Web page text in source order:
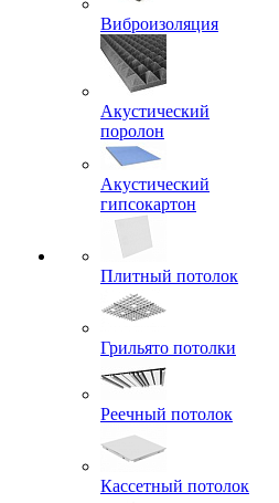
Виброизоляция
Акустический
поролон
Акустический
гипсокартон
Плитный потолок
Грильято потолки
Реечный потолок
Кассетный потолок